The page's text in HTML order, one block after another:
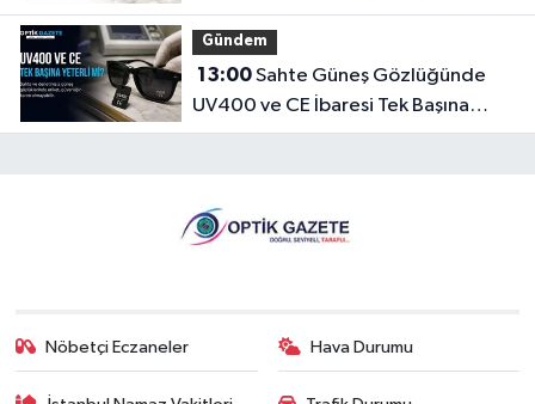
Gündem
13:00Sahte Güneş Gözlüğünde
UV400 ve CE İbaresi Tek Başına
Yeterli mi?
Nöbetçi Eczaneler Hava Durumu